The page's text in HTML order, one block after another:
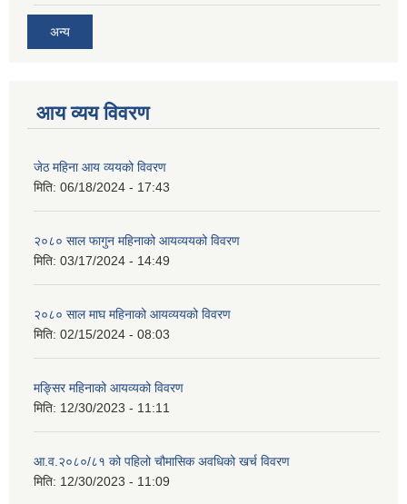
अन्य
आय व्यय विवरण
जेठ महिना आय व्ययको विवरण
मिति: 06/18/2024 - 17:43
२०८० साल फागुन महिनाको आयव्ययको विवरण
मिति: 03/17/2024 - 14:49
२०८० साल माघ महिनाको आयव्ययको विवरण
मिति: 02/15/2024 - 08:03
मङ्सिर महिनाको आयव्यको विवरण
मिति: 12/30/2023 - 11:11
आ.व.२०८०/८१ को पहिलो चौमासिक अवधिको खर्च विवरण
मिति: 12/30/2023 - 11:09